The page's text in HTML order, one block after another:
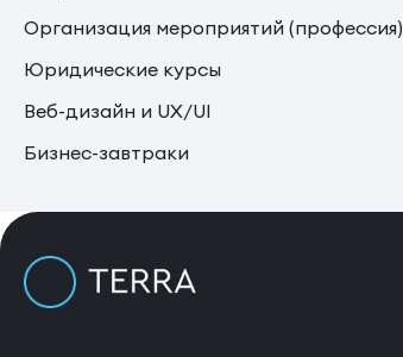
Организация мероприятий (профессия)
Юридические курсы
Веб-дизайн и UX/UI
Бизнес-завтраки